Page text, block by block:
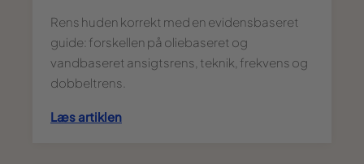
Rens huden korrekt med en evidensbaseret
guide: forskellen på oliebaseret og
vandbaseret ansigtsrens, teknik, frekvens og
dobbeltrens.
Læs artiklen